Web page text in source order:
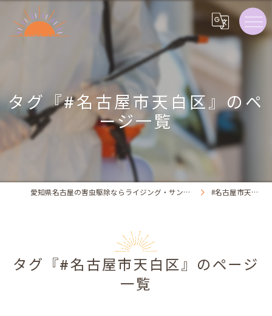
タグ『#名古屋市天白区』のペ
ージ一覧
愛知県名古屋の害虫駆除ならライジング・サン害虫駆除 #名古屋市天白区
タグ『#名古屋市天白区』のページ
一覧